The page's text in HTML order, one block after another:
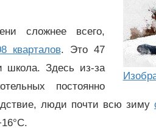
сложнее всего,
кварталов. Это 47
школа. Здесь из-за
постоянно
люди почти всю зиму